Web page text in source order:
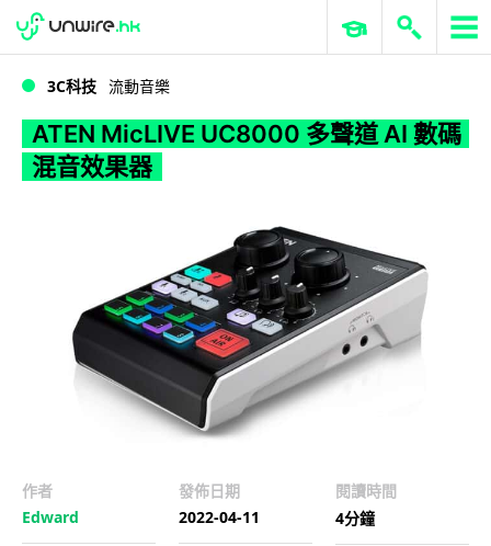
WWDC 2026 ERP 與商業 AI
3C科技 流動音樂
ATEN MicLIVE UC8000 多聲道 AI 數碼
混音效果器
作者
Edward
發佈日期
2022-04-11
閱讀時間
4分鐘